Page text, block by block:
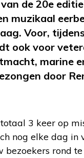
de 20e
muzikaal
Voor,
ook voor
marine
door
3 keer op
nog elke dag
bezoekers rond